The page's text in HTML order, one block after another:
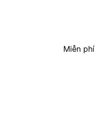
Miễn phí